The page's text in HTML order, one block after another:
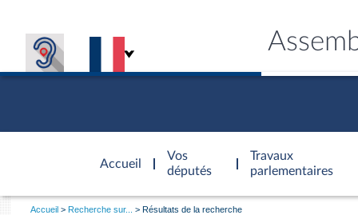
Accueil
d'accueil
Vos
députés
Travaux
parlementaires
Vous
Accueil Recherche sur... Résultats de la recherche